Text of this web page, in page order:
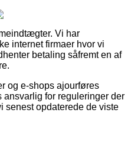
Vi har
internet firmaer hvor vi
betaling såfremt en af
og e-shops ajourføres
for reguleringer der
senest opdaterede de viste